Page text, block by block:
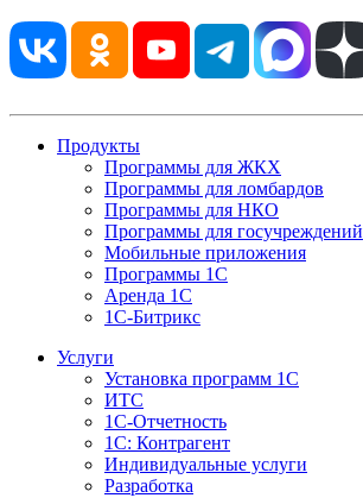
Продукты
Программы для ЖКХ
Программы для ломбардов
Программы для НКО
Программы для госучреждений
Мобильные приложения
Программы 1С
Аренда 1С
1С-Битрикс
Услуги
Установка программ 1С
ИТС
1С-Отчетность
1С: Контрагент
Индивидуальные услуги
Разработка